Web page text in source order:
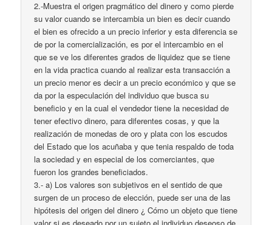
2.-Muestra el origen pragmático del dinero y como pierde
su valor cuando se intercambia un bien es decir cuando
el bien es ofrecido a un precio inferior y esta diferencia se
de por la comercialización, es por el intercambio en el
que se ve los diferentes grados de liquidez que se tiene
en la vida practica cuando al realizar esta transacción a
un precio menor es decir a un precio económico y que se
da por la especulación del individuo que busca su
beneficio y en la cual el vendedor tiene la necesidad de
tener efectivo dinero, para diferentes cosas, y que la
realización de monedas de oro y plata con los escudos
del Estado que los acuñaba y que tenia respaldo de toda
la sociedad y en especial de los comerciantes, que
fueron los grandes beneficiados.
3.- a) Los valores son subjetivos en el sentido de que
surgen de un proceso de elección, puede ser una de las
hipótesis del origen del dinero ¿ Cómo un objeto que tiene